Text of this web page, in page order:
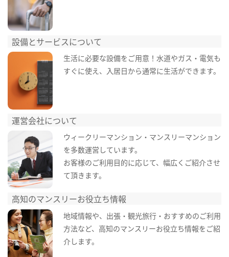
設備とサービスについて
生活に必要な設備をご用意！水道やガス・電気も
すぐに使え、入居日から通常に生活ができます。
運営会社について
ウィークリーマンション・マンスリーマンション
を多数運営しています。
お客様のご利用目的に応じて、幅広くご紹介させ
て頂きます。
高知のマンスリーお役立ち情報
地域情報や、出張・観光旅行・おすすめのご利用
方法など、高知のマンスリーお役立ち情報をご紹
介します。